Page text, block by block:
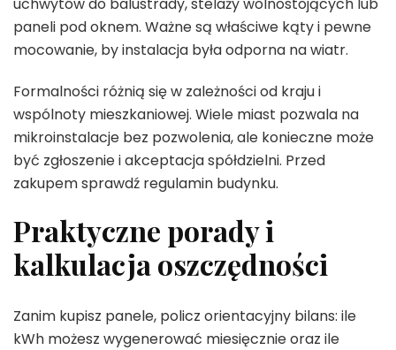
paneli pod oknem. Ważne są właściwe kąty i pewne
mocowanie, by instalacja była odporna na wiatr.
Formalności różnią się w zależności od kraju i
wspólnoty mieszkaniowej. Wiele miast pozwala na
mikroinstalacje bez pozwolenia, ale konieczne może
być zgłoszenie i akceptacja spółdzielni. Przed
zakupem sprawdź regulamin budynku.
Praktyczne porady i
kalkulacja oszczędności
Zanim kupisz panele, policz orientacyjny bilans: ile
kWh możesz wygenerować miesięcznie oraz ile